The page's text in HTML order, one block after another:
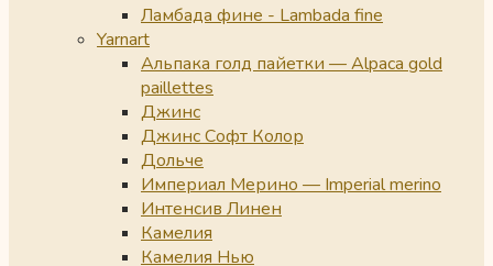
Ламбада фине - Lambada fine
Yarnart
Альпака голд пайетки — Alpaca gold
paillettes
Джинс
Джинс Софт Колор
Дольче
Империал Мерино — Imperial merino
Интенсив Линен
Камелия
Камелия Нью